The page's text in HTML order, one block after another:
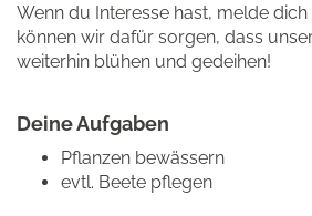
Wenn du Interesse hast, melde dich
können wir dafür sorgen, dass
weiterhin blühen und gedeihen!
Deine Aufgaben
Pflanzen bewässern
evtl. Beete pflegen